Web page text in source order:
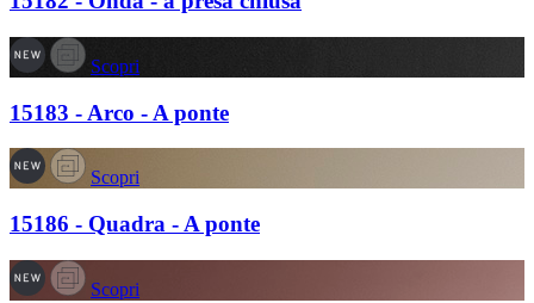
Scopri
15183 - Arco - A ponte
Scopri
15186 - Quadra - A ponte
Scopri